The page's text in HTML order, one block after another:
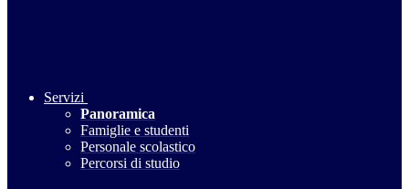
Servizi
Panoramica
Famiglie e studenti
Personale scolastico
Percorsi di studio